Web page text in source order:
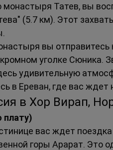
Татев, вы
(5.7 км). Этот
вы
уголке Сюника.
удивительную
в Ереван, где вас ждет
в Хор Вирап,
плату)
вас ждет
горы Арарат. Это